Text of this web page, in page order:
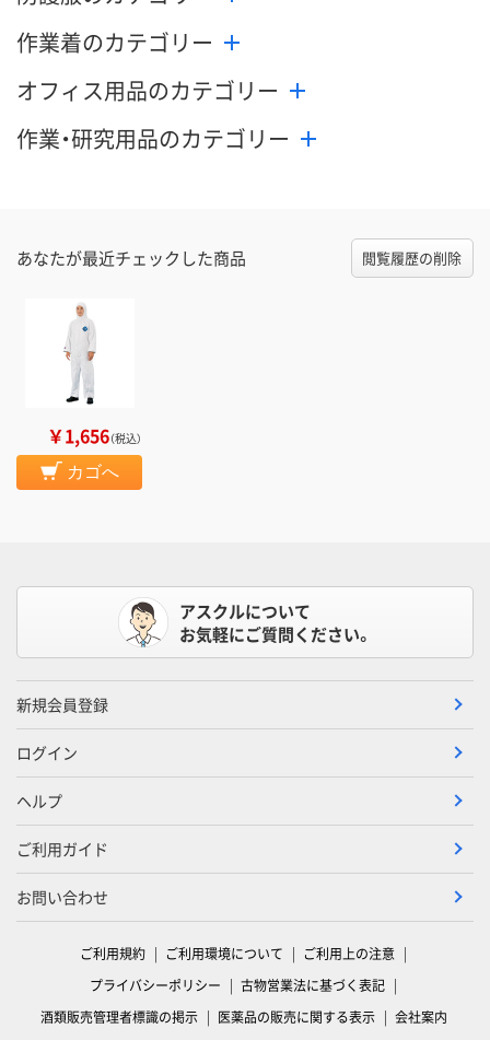
作業着のカテゴリー
オフィス用品のカテゴリー
作業・研究用品のカテゴリー
あなたが最近チェックした商品 閲覧履歴の削除
￥1,656（税込）
カゴへ
アスクルについて
お気軽にご質問ください。
新規会員登録
ログイン
ヘルプ
ご利用ガイド
お問い合わせ
ご利用規約 ご利用環境について
ご利用上の注意
プライバシーポリシー
古物営業法に基づく表記
酒類販売管理者標識の掲示
医薬品の販売に関する表示 会社案内